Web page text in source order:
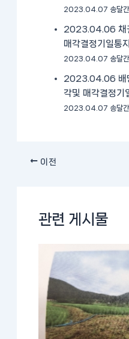
2023.04.07 송달
2023.04.06 채
매각결정기일통
2023.04.07 송달
2023.04.06 배
각및 매각결정기
2023.04.07 송달
이전
관련 게시물